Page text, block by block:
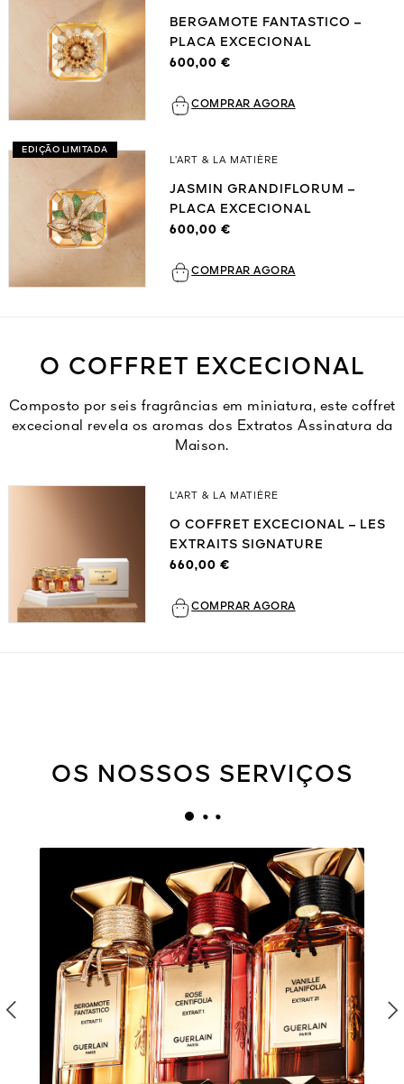
BERGAMOTE FANTASTICO –
PLACA EXCECIONAL
600,00 €
COMPRAR AGORA
EDIÇÃO LIMITADA
L’ART & LA MATIÈRE
JASMIN GRANDIFLORUM –
PLACA EXCECIONAL
600,00 €
COMPRAR AGORA
O COFFRET EXCECIONAL
Composto por seis fragrâncias em miniatura, este coffret
excecional revela os aromas dos Extratos Assinatura da
Maison.
L’ART & LA MATIÈRE
O COFFRET EXCECIONAL – LES
EXTRAITS SIGNATURE
660,00 €
COMPRAR AGORA
OS NOSSOS SERVIÇOS